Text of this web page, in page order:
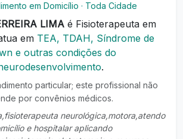
em Domicílio · Toda Cidade
LIMA é Fisioterapeuta em
em TEA, TDAH, Síndrome de
e outras condições do
.
particular; este profissional não
por convênios médicos.
neurológica,motora,atendo
e hospitalar aplicando